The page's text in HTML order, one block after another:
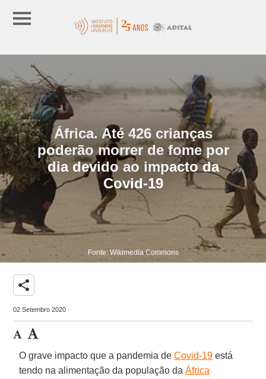
África. Até 426 crianças
poderão morrer de fome por
dia devido ao impacto da
Covid-19
Fonte: Wikimedia Commons
share
02 Setembro 2020
O grave impacto que a pandemia deCovid-19 está
tendo na alimentação da população daÁfrica